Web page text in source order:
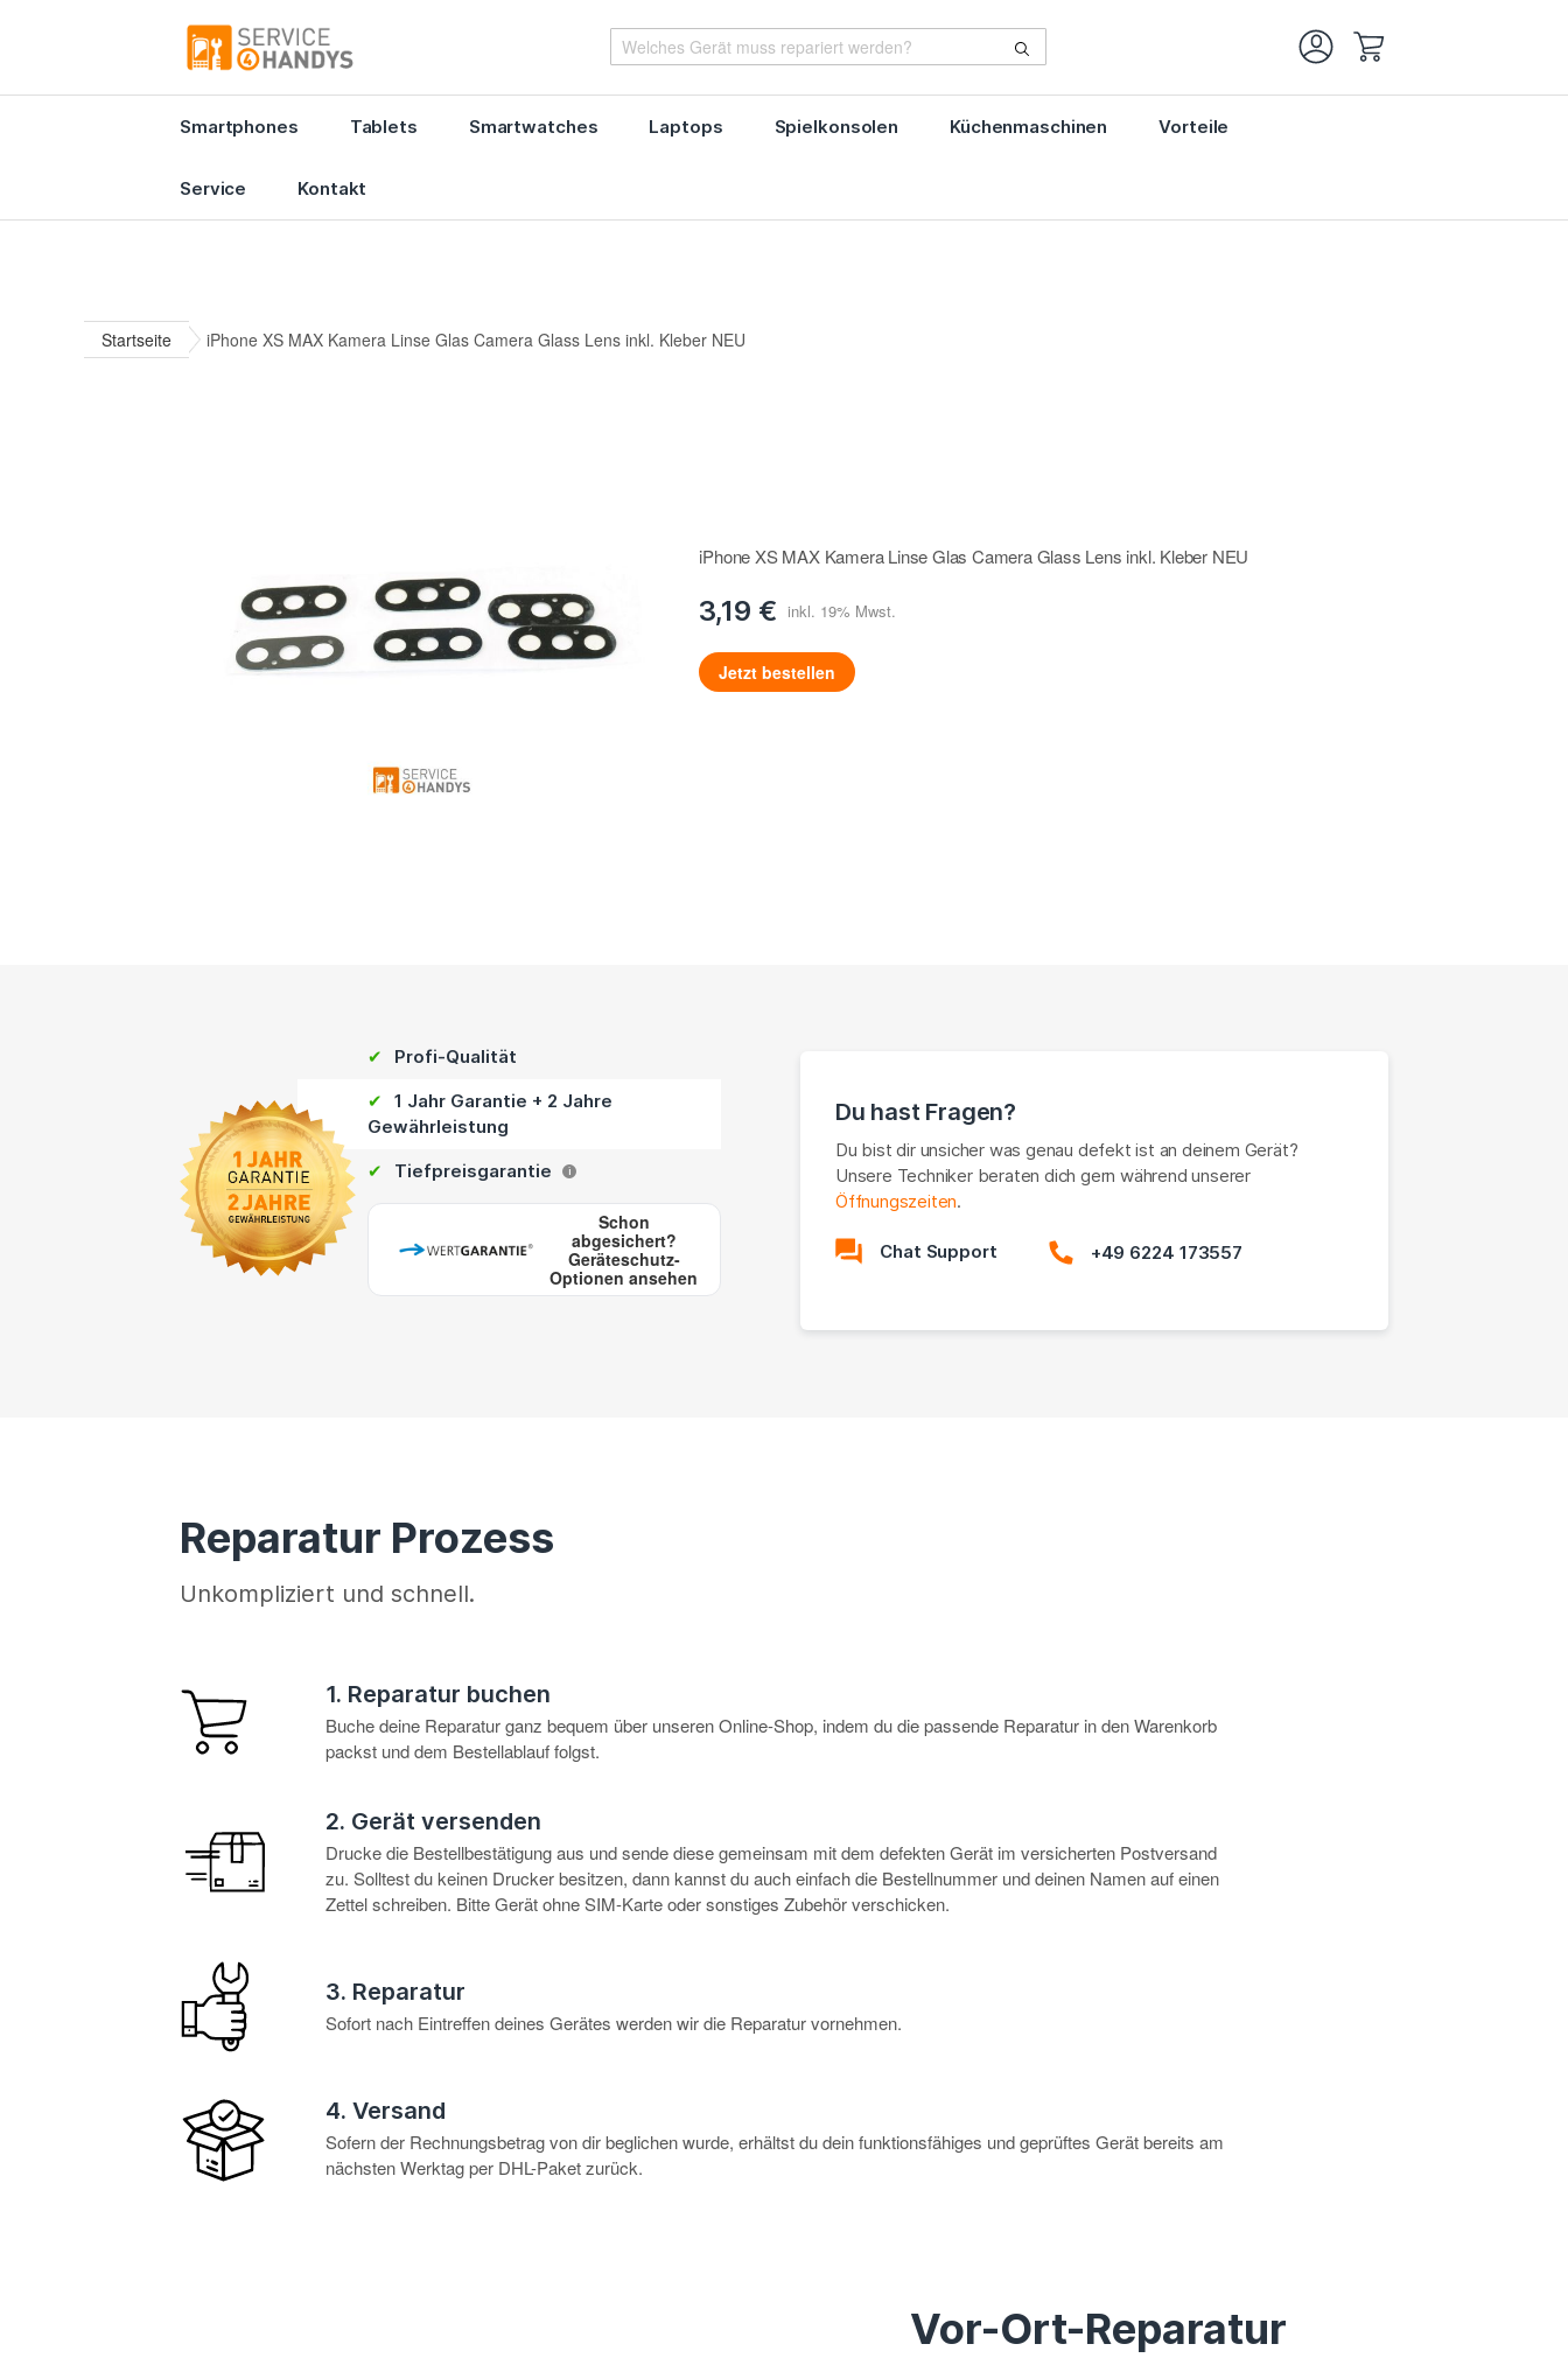
Smartphones Tablets Smartwatches Laptops Spielkonsolen Küchenmaschinen Vorteile
Service Kontakt
Startseite iPhone XS MAX Kamera Linse Glas Camera Glass Lens inkl. Kleber NEU
iPhone XS MAX Kamera Linse Glas Camera Glass Lens inkl. Kleber NEU
3,19 €
Jetzt bestellen
✔ Profi-Qualität
✔
1 Jahr Garantie + 2 Jahre
Gewährleistung
✔ Tiefpreisgarantie i
Schon
abgesichert?
Geräteschutz-
Optionen ansehen
Du hast Fragen?
Du bist dir unsicher was genau defekt ist an deinem Gerät?
Unsere Techniker beraten dich gern während unserer
Öffnungszeiten.
Chat Support +49 6224 173557
Reparatur Prozess
Unkompliziert und schnell.
1. Reparatur buchen
Buche deine Reparatur ganz bequem über unseren Online-Shop, indem du die passende Reparatur in den Warenkorb
packst und dem Bestellablauf folgst.
2. Gerät versenden
Drucke die Bestellbestätigung aus und sende diese gemeinsam mit dem defekten Gerät im versicherten Postversand
zu. Solltest du keinen Drucker besitzen, dann kannst du auch einfach die Bestellnummer und deinen Namen auf einen
Zettel schreiben. Bitte Gerät ohne SIM-Karte oder sonstiges Zubehör verschicken.
3. Reparatur
Sofort nach Eintreffen deines Gerätes werden wir die Reparatur vornehmen.
4. Versand
Sofern der Rechnungsbetrag von dir beglichen wurde, erhältst du dein funktionsfähiges und geprüftes Gerät bereits am
nächsten Werktag per DHL-Paket zurück.
Vor-Ort-Reparatur